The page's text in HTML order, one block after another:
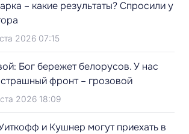
– какие результаты? Спросили у
2026 07:15
Бог бережет белорусов. У нас
фронт – грозовой
2026 18:09
и Кушнер могут приехать в